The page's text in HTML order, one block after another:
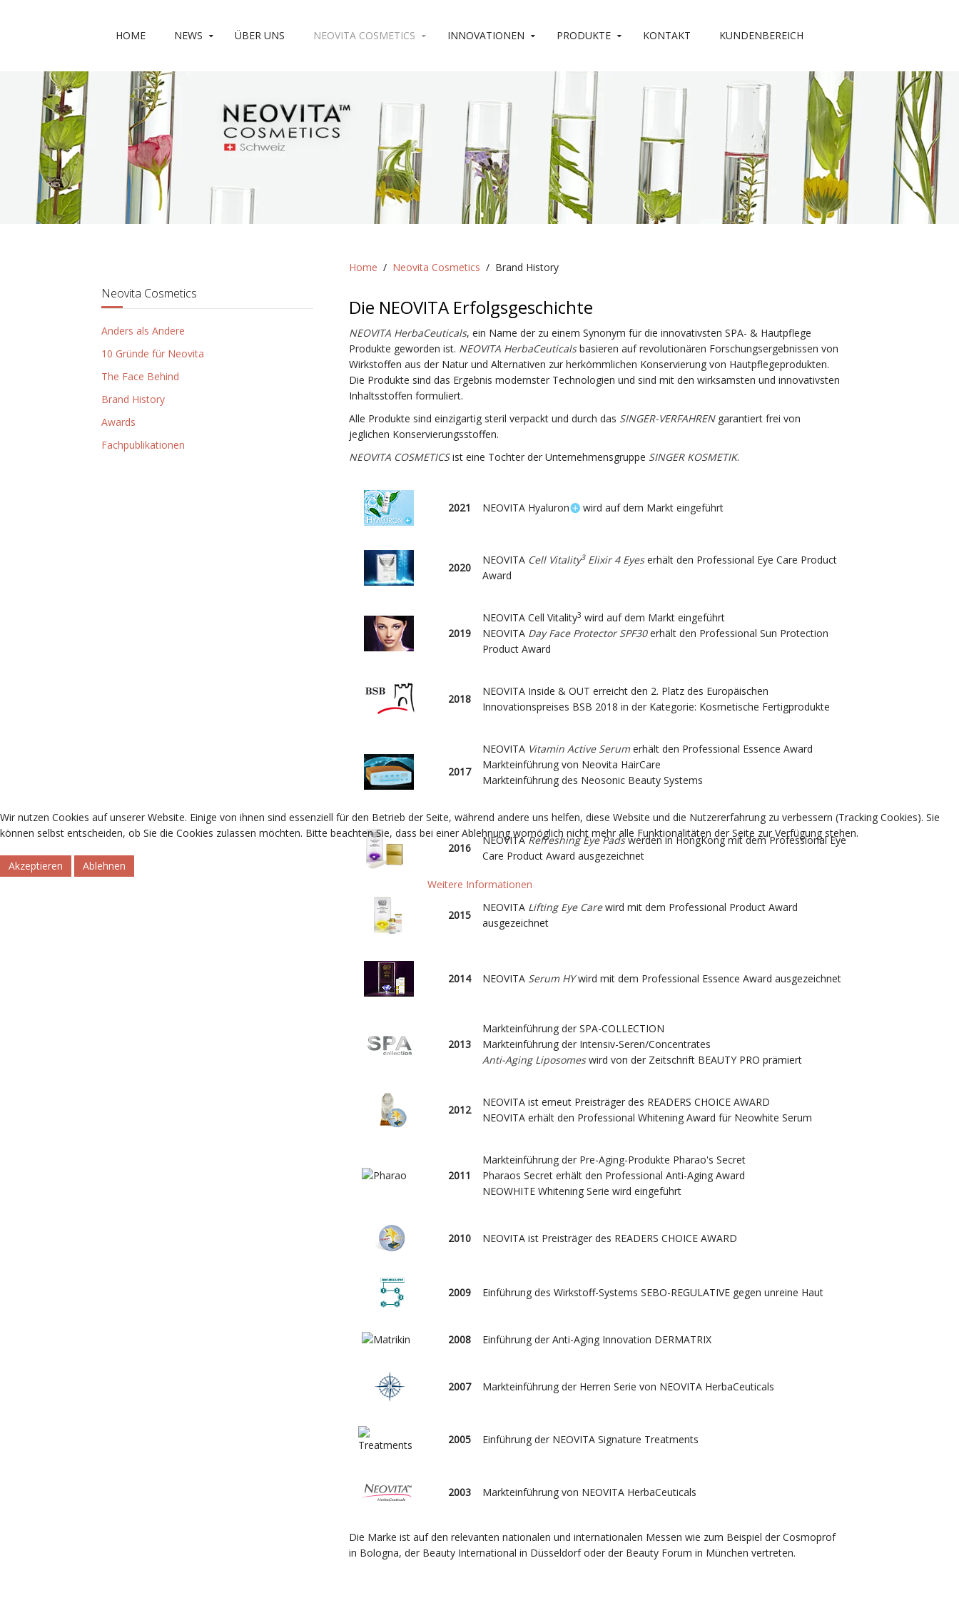
HOME NEWS ÜBER UNS NEOVITA COSMETICS INNOVATIONEN PRODUKTE KONTAKT KUNDENBEREICH
Home Neovita Cosmetics Brand History
Die NEOVITA Erfolgsgeschichte
NEOVITA HerbaCeuticals, ein Name der zu einem Synonym für die innovativsten SPA- & Hautpflege
Produkte geworden ist. NEOVITA HerbaCeuticalsbasieren auf revolutionären Forschungsergebnissen von
Wirkstoffen aus der Natur und Alternativen zur herkömmlichen Konservierung von Hautpflegeprodukten.
Die Produkte sind das Ergebnis modernster Technologien und sind mit den wirksamsten und innovativsten
Inhaltsstoffen formuliert.
Alle Produkte sind einzigartig steril verpackt und durch das SINGER-VERFAHRENgarantiert frei von
jeglichen Konservierungsstoffen.
NEOVITA COSMETICSist eine Tochter der Unternehmensgruppe SINGER KOSMETIK.
2021 NEOVITA Hyaluron wird auf dem Markt eingeführt
2020
NEOVITA Cell Vitality3Elixir 4 Eyeserhält den Professional Eye Care Product
Award
2019
NEOVITA Cell Vitality3 wird auf dem Markt eingeführt
NEOVITA Day Face Protector SPF30erhält den Professional Sun Protection
Product Award
2018
NEOVITA Inside & OUT erreicht den 2. Platz des Europäischen
Innovationspreises BSB 2018 in der Kategorie: Kosmetische Fertigprodukte
2017
NEOVITA Vitamin Active Serumerhält den Professional Essence Award
Markteinführung von Neovita HairCare
Markteinführung des Neosonic Beauty Systems
2016
NEOVITARefreshing Eye Padswerden in HongKong mit dem Professional Eye
Care Product Award ausgezeichnet
2015
NEOVITA Lifting Eye Carewird mit dem Professional Product Award
ausgezeichnet
2014 NEOVITA Serum HYwird mit dem Professional Essence Award ausgezeichnet
2013
Markteinführung der SPA-COLLECTION
Markteinführung der Intensiv-Seren/Concentrates
Anti-Aging Liposomeswird von der Zeitschrift BEAUTY PRO prämiert
2012
NEOVITA ist erneut Preisträger des READERS CHOICE AWARD
NEOVITA erhält den Professional Whitening Award für Neowhite Serum
2011
Markteinführung der Pre-Aging-Produkte Pharao's Secret
Pharaos Secret erhält den Professional Anti-Aging Award
NEOWHITE Whitening Serie wird eingeführt
2010 NEOVITA ist Preisträger des READERS CHOICE AWARD
2009 Einführung des Wirkstoff-Systems SEBO-REGULATIVE gegen unreine Haut
2008 Einführung der Anti-Aging Innovation DERMATRIX
2007 Markteinführung der Herren Serie von NEOVITA HerbaCeuticals
2005 Einführung der NEOVITA Signature Treatments
2003 Markteinführung von NEOVITA HerbaCeuticals
Die Marke ist auf den relevanten nationalen und internationalen Messen wie zum Beispiel der Cosmoprof
in Bologna, der Beauty International in Düsseldorf oder der Beauty Forum in München vertreten.
Neovita Cosmetics
Anders als Andere
10 Gründe für Neovita
The Face Behind
Brand History
Awards
Fachpublikationen
Wir nutzen Cookies auf unserer Website. Einige von ihnen sind essenziell für den Betrieb der Seite, während andere uns helfen, diese Website und die Nutzererfahrung zu verbessern (Tracking Cookies). Sie
können selbst entscheiden, ob Sie die Cookies zulassen möchten. Bitte beachten Sie, dass bei einer Ablehnung womöglich nicht mehr alle Funktionalitäten der Seite zur Verfügung stehen.
Akzeptieren
Ablehnen
Weitere Informationen